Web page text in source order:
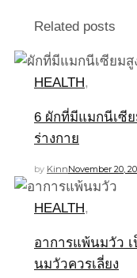
Related posts
HEALTH,
6 ผักที่มีแมกนีเซี
ร่างกาย
by KinnNovember 20,
HEALTH,
อาการแพ้นมวัว
นมวัวควรเลี่ยง